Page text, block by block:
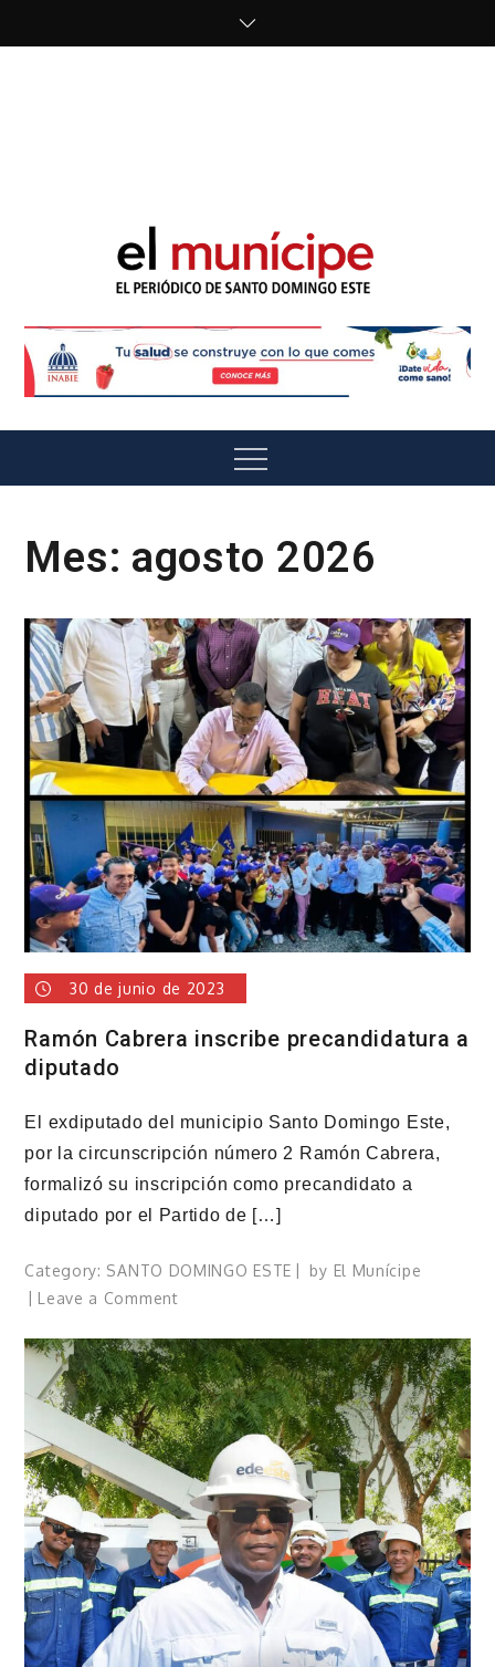
El Munícipe
Menu
Mes: agosto 2026
30 de junio de 2023
Ramón Cabrera inscribe precandidatura a
diputado
El exdiputado del municipio Santo Domingo Este,
por la circunscripción número 2 Ramón Cabrera,
formalizó su inscripción como precandidato a
diputado por el Partido de […]
Category: SANTO DOMINGO ESTE by El Munícipe
Leave a Commenton
Cabrera
inscribe
precandidatura
a
diputado